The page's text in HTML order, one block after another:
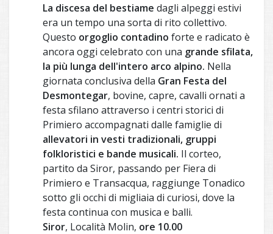
La discesa del bestiame dagli alpeggi estivi
era un tempo una sorta di rito collettivo.
Questo orgoglio contadino forte e radicato è
ancora oggi celebrato con una grande sfilata,
la più lunga dell'intero arco alpino. Nella
giornata conclusiva della Gran Festa del
Desmontegar, bovine, capre, cavalli ornati a
festa sfilano attraverso i centri storici di
Primiero accompagnati dalle famiglie di
allevatori in vesti tradizionali, gruppi
folkloristici e bande musicali. Il corteo,
partito da Siror, passando per Fiera di
Primiero e Transacqua, raggiunge Tonadico
sotto gli occhi di migliaia di curiosi, dove la
festa continua con musica e balli.
Siror, Località Molin, ore 10.00